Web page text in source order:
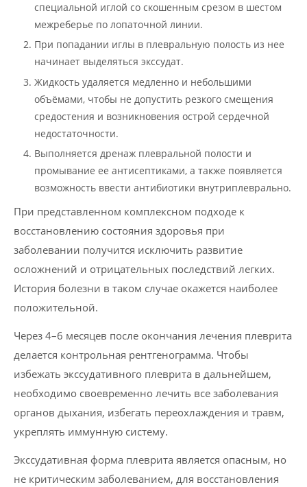
специальной иглой со скошенным срезом в шестом
межреберье по лопаточной линии.
При попадании иглы в плевральную полость из нее
начинает выделяться экссудат.
Жидкость удаляется медленно и небольшими
объёмами, чтобы не допустить резкого смещения
средостения и возникновения острой сердечной
недостаточности.
Выполняется дренаж плевральной полости и
промывание ее антисептиками, а также появляется
возможность ввести антибиотики внутриплеврально.
При представленном комплексном подходе к
восстановлению состояния здоровья при
заболевании получится исключить развитие
осложнений и отрицательных последствий легких.
История болезни в таком случае окажется наиболее
положительной.
Через 4–6 месяцев после окончания лечения плеврита
делается контрольная рентгенограмма. Чтобы
избежать экссудативного плеврита в дальнейшем,
необходимо своевременно лечить все заболевания
органов дыхания, избегать переохлаждения и травм,
укреплять иммунную систему.
Экссудативная форма плеврита является опасным, но
не критическим заболеванием, для восстановления